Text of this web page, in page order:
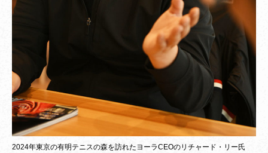
2024年東京の有明テニスの森を訪れたヨーラCEOのリチャード・リー氏